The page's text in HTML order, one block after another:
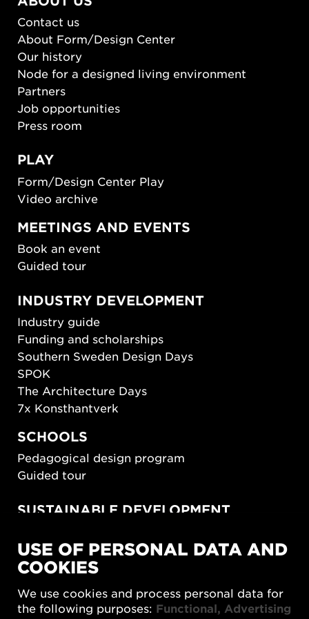
Contact us
About Form/Design Center
Our history
Node for a designed living environment
Partners
Job opportunities
Press room
PLAY
Form/Design Center Play
Video archive
MEETINGS AND EVENTS
Book an event
Guided tour
INDUSTRY DEVELOPMENT
Industry guide
Funding and scholarships
Southern Sweden Design Days
SPOK
The Architecture Days
7x Konsthantverk
SCHOOLS
Pedagogical design program
Guided tour
SUSTAINABLE DEVELOPMENT
SUSTAINORDIC
Share Future Living
What Matter_s
USE OF PERSONAL DATA AND
COOKIES
We use cookies and process personal data for
the following purposes: Functional, Advertising